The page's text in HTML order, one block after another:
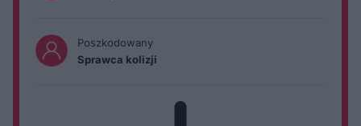
Poszkodowany
Sprawca kolizji